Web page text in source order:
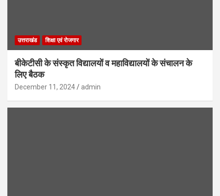
उत्तराखंड शिक्षा एवं रोजगार
बीकेटीसी के संस्कृत विद्यालयों व महाविद्यालयों के संचालन के
लिए बैठक
December 11, 2024 admin